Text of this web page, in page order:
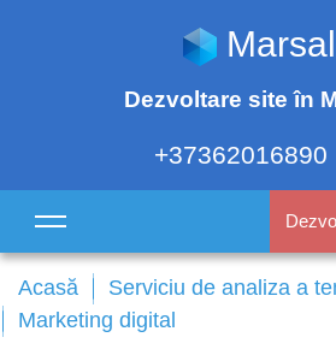
Dezvoltare site în
+37362016890
Acasă
Serviciu de analiza a
Marketing digital